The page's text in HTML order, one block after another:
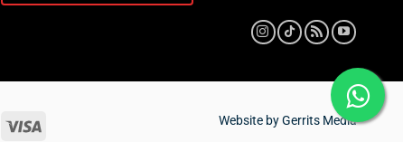
Website byGerrits Media